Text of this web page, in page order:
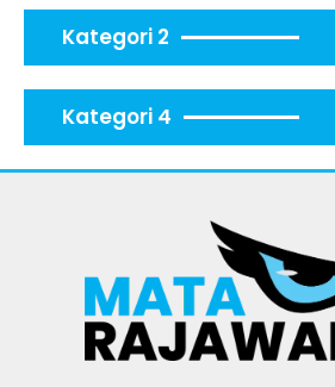
Kategori 2
Kategori 4